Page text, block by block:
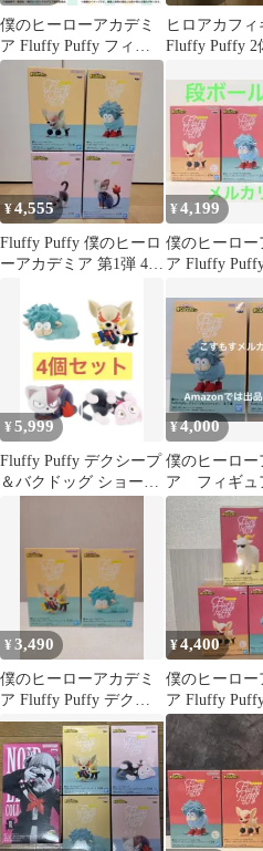
僕のヒーローアカデミ
ア Fluffy Puffy フィギ
ュア 爆豪 緑屋
ヒロアカフ
Fluffy Puffy 2
¥4,555
Fluffy Puffy 僕のヒーロ
ーアカデミア 第1弾 4体
¥4,199
僕のヒーロー
ア Fluffy
¥5,999
Fluffy Puffy デクシープ
＆バクドッグ ショート
¥4,000
僕のヒーロー
ア フィギ
シープ バク
フラッフィー
¥3,490
僕のヒーローアカデミ
ア Fluffy Puffy デクシ
ープ＆バクドッグ 全2
種
¥4,400
僕のヒーロー
ア Fluffy
ュア ３種セ